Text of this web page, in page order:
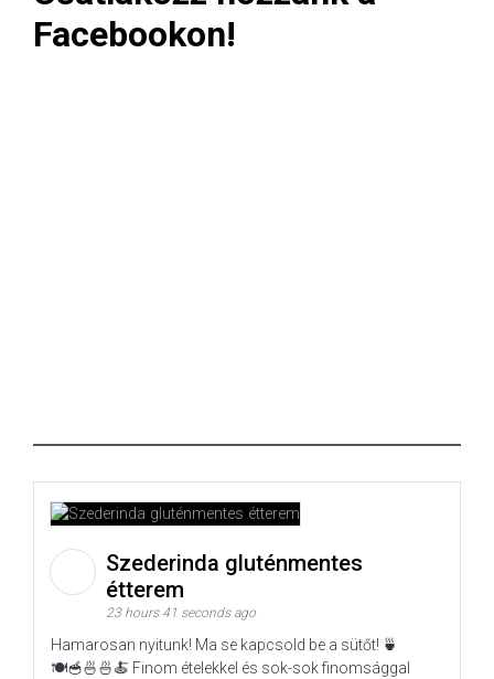
Facebookon!
Szederinda gluténmentes
étterem
23 hours 41 seconds ago
Hamarosan nyitunk! Ma se kapcsold be a sütőt! 🍵
🍽️🥣🍜🍜🍝 Finom ételekkel és sok-sok finomsággal